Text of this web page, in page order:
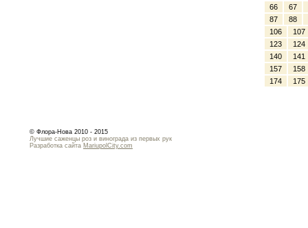
66
67
87
88
106
107
123
124
140
141
157
158
174
175
© Флора-Нова 2010 - 2015
Лучшие саженцы роз и винограда из первых рук
Разработка сайта MariupolCity.com